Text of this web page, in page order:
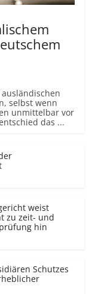
selbst wenn
unmittelbar vor
das ...
weist
zu zeit- und
hin
Schutzes